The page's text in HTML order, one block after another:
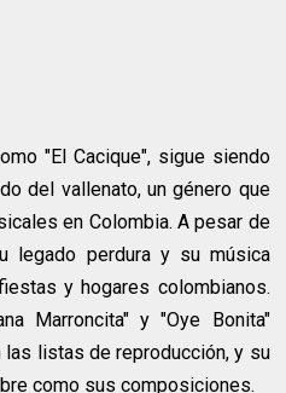
"El Cacique", sigue siendo
del vallenato, un género que
en Colombia. A pesar de
legado perdura y su música
y hogares colombianos.
Marroncita" y "Oye Bonita"
listas de reproducción, y su
como sus composiciones.